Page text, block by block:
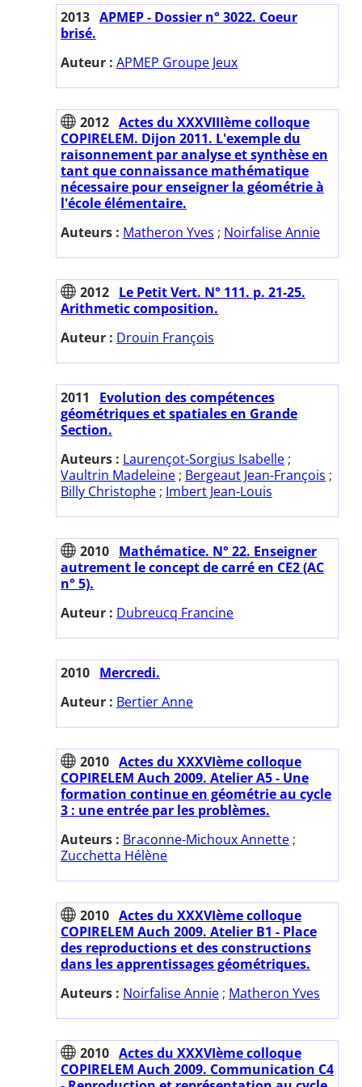
2013 APMEP - Dossier n° 3022. Coeur
brisé.
Auteur : APMEP Groupe Jeux
2012 Actes du XXXVIIIème colloque
COPIRELEM. Dijon 2011. L'exemple du
raisonnement par analyse et synthèse en
tant que connaissance mathématique
nécessaire pour enseigner la géométrie à
l'école élémentaire.
Auteurs : Matheron Yves ; Noirfalise Annie
2012 Le Petit Vert. N° 111. p. 21-25.
Arithmetic composition.
Auteur : Drouin François
2011
Evolution des compétences
géométriques et spatiales en Grande
Section.
Auteurs : Laurençot-Sorgius Isabelle ;
Vaultrin Madeleine ; Bergeaut Jean-François ;
Billy Christophe ; Imbert Jean-Louis
2010 Mathématice. N° 22. Enseigner
autrement le concept de carré en CE2 (AC
n° 5).
Auteur : Dubreucq Francine
2010 Mercredi.
Auteur : Bertier Anne
2010 Actes du XXXVIème colloque
COPIRELEM Auch 2009. Atelier A5 - Une
formation continue en géométrie au cycle
3 : une entrée par les problèmes.
Auteurs : Braconne-Michoux Annette ;
Zucchetta Hélène
2010 Actes du XXXVIème colloque
COPIRELEM Auch 2009. Atelier B1 - Place
des reproductions et des constructions
dans les apprentissages géométriques.
Auteurs : Noirfalise Annie ; Matheron Yves
2010 Actes du XXXVIème colloque
COPIRELEM Auch 2009. Communication C4